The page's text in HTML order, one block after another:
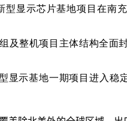
显示芯片基地项目在南
整机项目主体结构全面
显示基地一期项目进入稳